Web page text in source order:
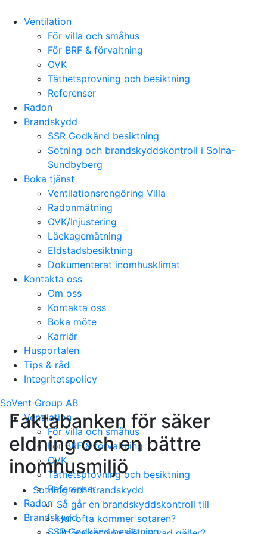
Ventilation
För villa och småhus
För BRF & förvaltning
OVK
Täthetsprovning och besiktning
Referenser
Radon
Brandskydd
SSR Godkänd besiktning
Sotning och brandskyddskontroll i Solna-
Sundbyberg
Boka tjänst
Ventilationsrengöring Villa
Radonmätning
OVK/Injustering
Läckagemätning
Eldstadsbesiktning
Dokumenterat inomhusklimat
Kontakta oss
Om oss
Kontakta oss
Boka möte
Karriär
Husportalen
Tips & råd
Integritetspolicy
SoVent Group AB
Ventilation
För villa och småhus
För BRF & förvaltning
OVK
Täthetsprovning och besiktning
Referenser
Radon
Brandskydd
SSR Godkänd besiktning
Faktabanken för säker
eldning och en bättre
inomhusmiljö
Sotning och brandskydd
Så går en brandskyddskontroll till
Hur ofta kommer sotaren?